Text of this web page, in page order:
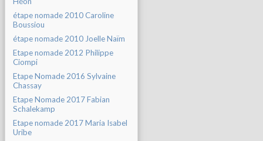
étape nomade 2010 Caroline
Boussiou
étape nomade 2010 Joelle Naïm
Etape nomade 2012 Philippe
Ciompi
Etape Nomade 2016 Sylvaine
Chassay
Etape Nomade 2017 Fabian
Schalekamp
Etape nomade 2017 Maria Isabel
Uribe